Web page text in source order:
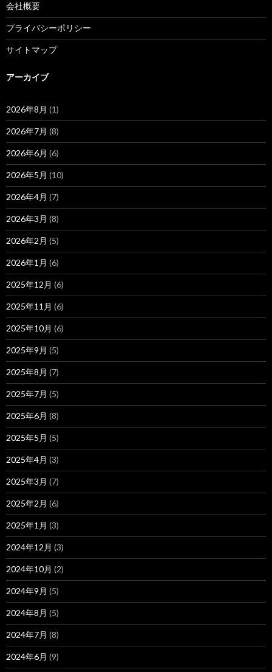
会社概要
プライバシーポリシー
サイトマップ
アーカイブ
2026年8月 (1)
2026年7月 (8)
2026年6月 (6)
2026年5月 (10)
2026年4月 (7)
2026年3月 (8)
2026年2月 (5)
2026年1月 (6)
2025年12月 (6)
2025年11月 (6)
2025年10月 (6)
2025年9月 (5)
2025年8月 (7)
2025年7月 (5)
2025年6月 (8)
2025年5月 (5)
2025年4月 (3)
2025年3月 (7)
2025年2月 (6)
2025年1月 (3)
2024年12月 (3)
2024年10月 (2)
2024年9月 (5)
2024年8月 (5)
2024年7月 (8)
2024年6月 (9)